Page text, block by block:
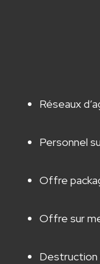
Réseaux
Personnel
Offre
Offre sur
Destruction